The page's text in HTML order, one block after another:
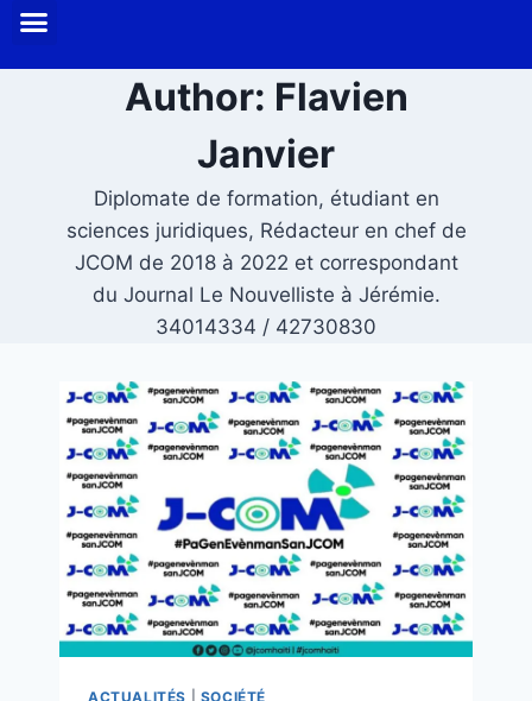
Author: Flavien
Janvier
Diplomate de formation, étudiant en
sciences juridiques, Rédacteur en chef de
JCOM de 2018 à 2022 et correspondant
du Journal Le Nouvelliste à Jérémie.
34014334 / 42730830
ACTUALITÉS SOCIÉTÉ